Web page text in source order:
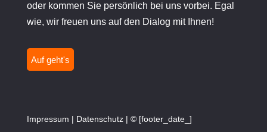
oder kommen Sie persönlich bei uns vorbei. Egal
wie, wir freuen uns auf den Dialog mit Ihnen!
Auf geht's
Impressum | Datenschutz| © [footer_date_]